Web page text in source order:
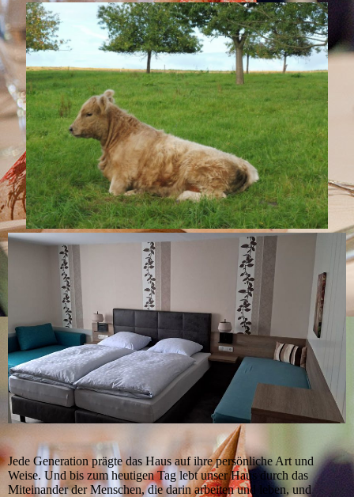
Jede Generation prägte das Haus auf ihre persönliche Art und
Weise. Und bis zum heutigen Tag lebt unser Haus durch das
Miteinander der Menschen, die darin arbeiten und leben, und